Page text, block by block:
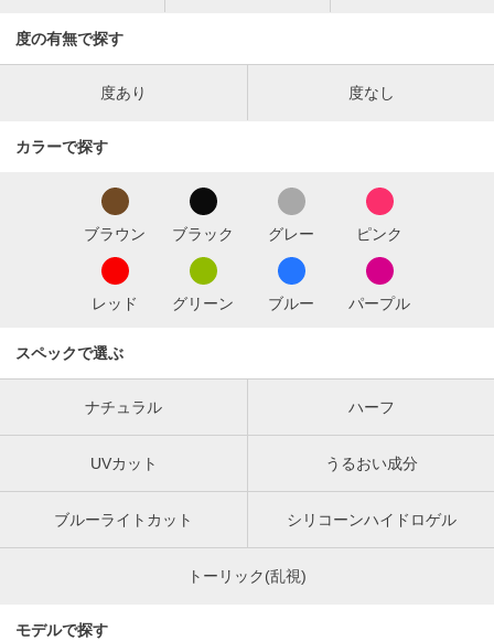
度の有無で探す
度あり 度なし
カラーで探す
ブラウン ブラック グレー ピンク
レッド グリーン ブルー パープル
スペックで選ぶ
ナチュラル ハーフ
UVカット うるおい成分
ブルーライトカット シリコーンハイドロゲル
トーリック(乱視)
モデルで探す